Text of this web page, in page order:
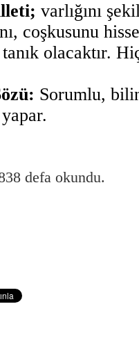
varlığını
coşkusunu
olacaktır.
Sorumlu,
defa okundu.